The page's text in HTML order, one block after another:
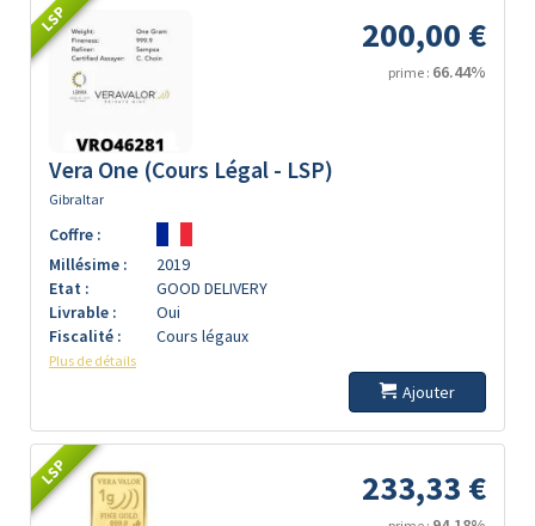
LSP 200,00 €
prime : 66.44%
Vera One (Cours Légal - LSP)
Gibraltar
Coffre :
Millésime :
2019
Etat :
GOOD DELIVERY
Livrable :
Oui
Fiscalité :
Cours légaux
Plus de détails
Ajouter
LSP 233,33 €